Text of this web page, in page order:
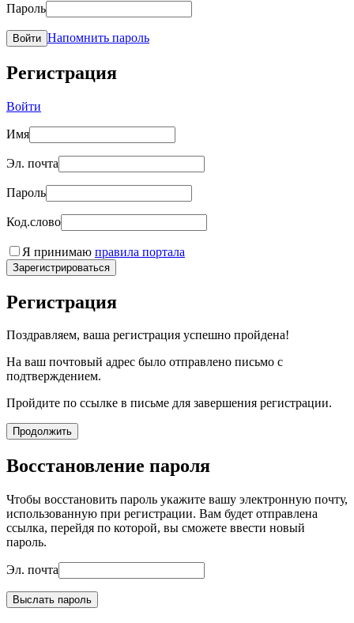
Пароль
Войти Напомнить пароль
Регистрация
Войти
Имя
Эл. почта
Пароль
Код.слово
Я принимаю правила портала
Зарегистрироваться
Регистрация
Поздравляем, ваша регистрация успешно пройдена!
На ваш почтовый адрес было отправлено письмо с
подтверждением.
Пройдите по ссылке в письме для завершения регистрации.
Продолжить
Восстановление пароля
Чтобы восстановить пароль укажите вашу электронную почту,
использованную при регистрации. Вам будет отправлена
ссылка, перейдя по которой, вы сможете ввести новый
пароль.
Эл. почта
Выслать пароль